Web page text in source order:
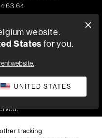
63 64
de vente
de Fourniture
Incorporated. All
website.
States for you.
website.
UNITED STATES
tracking